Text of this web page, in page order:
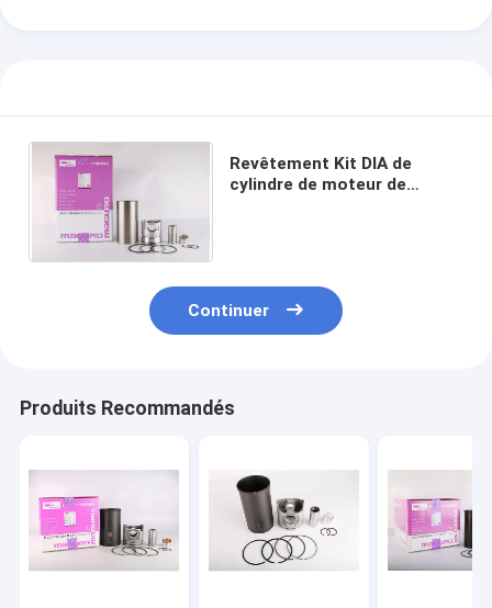
Revêtement Kit DIA de
cylindre de moteur de
Continuer
Produits Recommandés